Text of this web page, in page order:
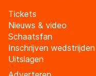
Tickets
Nieuws & video
Schaatsfan
Inschrijven wedstrijden
Uitslagen